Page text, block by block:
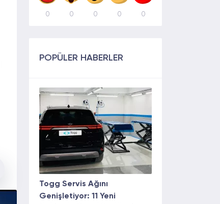
0 0 0 0 0
POPÜLER HABERLER
Togg Servis Ağını
Genişletiyor: 11 Yeni